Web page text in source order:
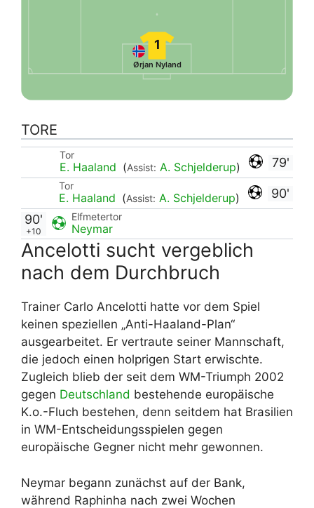
1
Ørjan Nyland
TORE
79'
Tor
E. Haaland (Assist: A. Schjelderup)
90'
Tor
E. Haaland (Assist: A. Schjelderup)
Elfmetertor
Neymar
90'
+10
Ancelotti sucht vergeblich
nach dem Durchbruch
Trainer Carlo Ancelotti hatte vor dem Spiel
keinen speziellen „Anti-Haaland-Plan“
ausgearbeitet. Er vertraute seiner Mannschaft,
die jedoch einen holprigen Start erwischte.
Zugleich blieb der seit dem WM-Triumph 2002
gegen Deutschland bestehende europäische
K.o.-Fluch bestehen, denn seitdem hat Brasilien
in WM-Entscheidungsspielen gegen
europäische Gegner nicht mehr gewonnen.
Neymar begann zunächst auf der Bank,
während Raphinha nach zwei Wochen